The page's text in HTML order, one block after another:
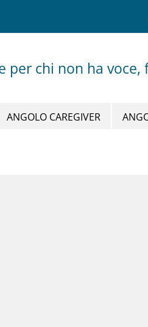
per chi non ha
ANGOLO CAREGIVER